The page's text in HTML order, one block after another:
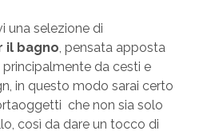
una selezione di
il bagno, pensata apposta
da cesti e
in questo modo sarai certo
che non sia solo
così da dare un tocco di